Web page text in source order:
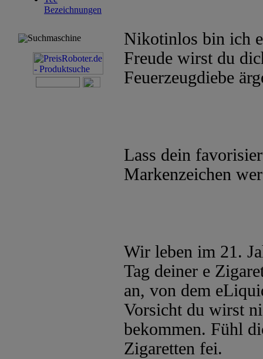
Bezeichnungen
Suchmaschine
Nikotinlos bin ich
Freude wirst du
Feuerzeugdiebe
Lass dein
Markenzeichen
Wir leben im 21.
Tag deiner e
an, von dem
Vorsicht du wirst
bekommen. Fühl
Zigaretten fei.